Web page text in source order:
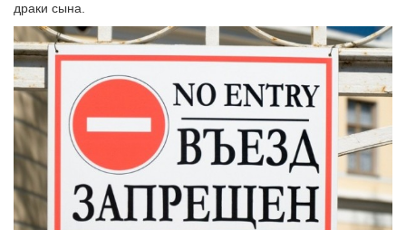
драки сына.